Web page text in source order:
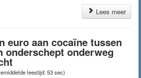
Lees meer
euro aan cocaïne tussen
onderschept onderweg
leestijd: 53 sec)